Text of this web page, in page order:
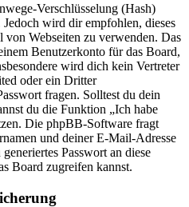
Verschlüsselung (Hash)
Jedoch wird dir empfohlen, dieses
Webseiten zu verwenden. Das
Benutzerkonto für das Board,
wird dich kein Vertreter
oder ein Dritter
fragen. Solltest du dein
du die Funktion „Ich habe
Die phpBB-Software fragt
und deiner E-Mail-Adresse
Passwort an diese
Board zugreifen kannst.